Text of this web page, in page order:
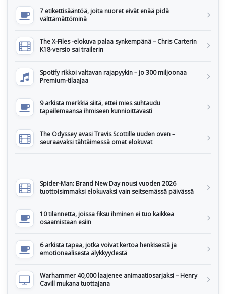
7 etikettisääntöä, joita nuoret eivät enää pidä
välttämättöminä
The X-Files -elokuva palaa synkempänä – Chris Carterin
K18-versio sai trailerin
Spotify rikkoi valtavan rajapyykin – jo 300 miljoonaa
Premium-tilaajaa
9 arkista merkkiä siitä, ettei mies suhtaudu
tapailemaansa ihmiseen kunnioittavasti
The Odyssey avasi Travis Scottille uuden oven –
seuraavaksi tähtäimessä omat elokuvat
Spider-Man: Brand New Day nousi vuoden 2026
tuottoisimmaksi elokuvaksi vain seitsemässä päivässä
10 tilannetta, joissa fiksu ihminen ei tuo kaikkea
osaamistaan esiin
6 arkista tapaa, jotka voivat kertoa henkisestä ja
emotionaalisesta älykkyydestä
Warhammer 40,000 laajenee animaatiosarjaksi – Henry
Cavill mukana tuottajana